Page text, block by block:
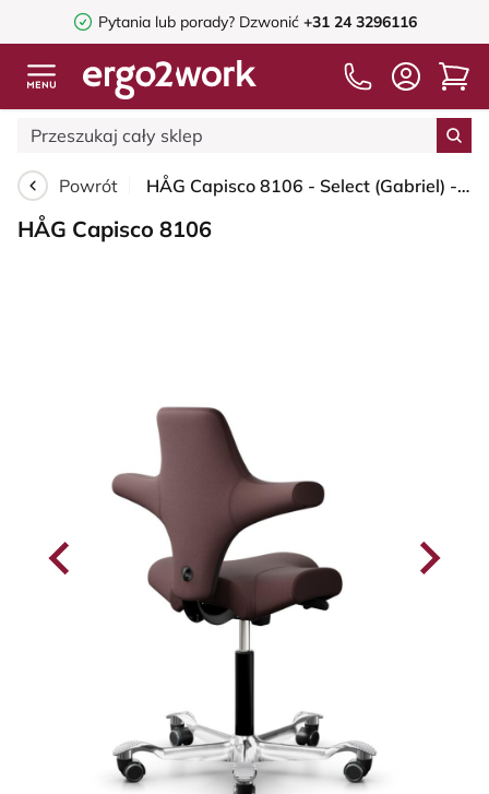
Pytania lub porady? Dzwonić +31 24 3296116
Powrót HÅG Capisco 8106 - Select (Gabriel) - Wełna / Poliamid - SC61186 - Chestnut - Black - 150mm (seat height 40–55cm) - Hard castors for soft floors
HÅG Capisco 8106